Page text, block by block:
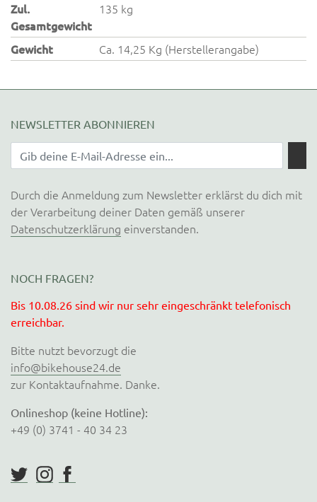
Zul.
Gesamtgewicht
135 kg
Gewicht Ca. 14,25 Kg (Herstellerangabe)
NEWSLETTER ABONNIEREN
Durch die Anmeldung zum Newsletter erklärst du dich mit
der Verarbeitung deiner Daten gemäß unserer
Datenschutzerklärung einverstanden.
NOCH FRAGEN?
Bis 10.08.26 sind wir nur sehr eingeschränkt telefonisch
erreichbar.
Bitte nutzt bevorzugt die
info@bikehouse24.de
zur Kontaktaufnahme. Danke.
Onlineshop (keine Hotline):
+49 (0) 3741 - 40 34 23